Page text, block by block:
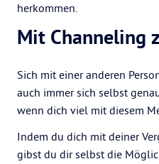
herkommen.
Mit Channeling
Sich mit einer anderen
auch immer sich selbst
wenn dich viel mit diesem
Indem du dich mit deiner
gibst du dir selbst die